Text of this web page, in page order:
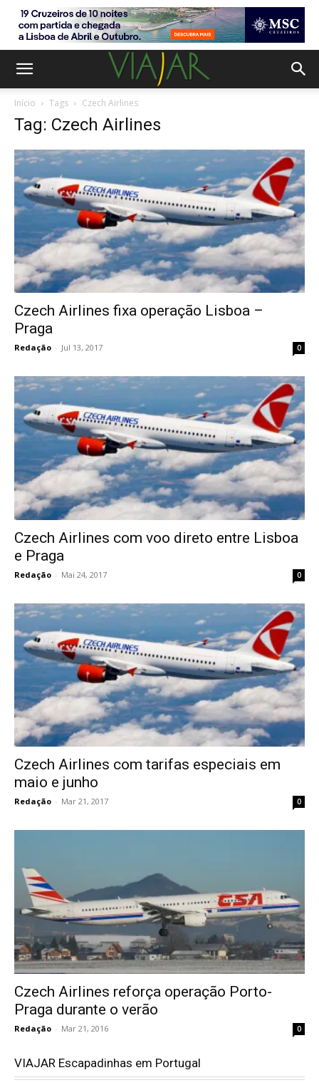
Início Tags Czech Airlines
Tag: Czech Airlines
Czech Airlines fixa operação Lisboa –
Praga
Redação - Jul 13, 2017 0
Czech Airlines com voo direto entre Lisboa
e Praga
Redação - Mai 24, 2017 0
Czech Airlines com tarifas especiais em
maio e junho
Redação - Mar 21, 2017 0
Czech Airlines reforça operação Porto-
Praga durante o verão
Redação - Mar 21, 2016 0
VIAJAR Escapadinhas em Portugal